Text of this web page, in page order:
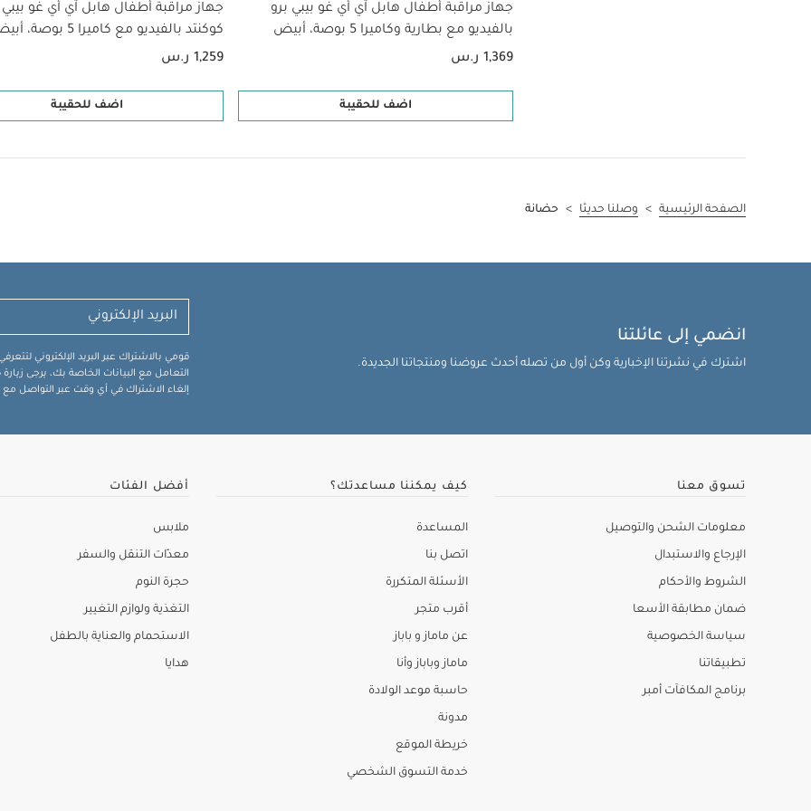
جهاز مراقبة أطفال هابل آي أي غو بيبي برو
بالفيديو مع بطارية وكاميرا 5 بوصة، أبيض
1,369 ر.س
اضف للحقيبة
جهاز مراقبة أطفال هابل آي أي غو بيبي
كوكنتد بالفيديو مع كاميرا 5 بوصة، أبيض
1,259 ر.س
اضف للحقيبة
الصفحة الرئيسية > وصلنا حديثا > حضانة
انضمي إلى عائلتنا
اشترك في نشرتنا الإخبارية وكن أول من تصله أحدث عروضنا ومنتجاتنا الجديدة.
قومي بالاشتراك عبر البريد الإلكتروني
التعامل مع البيانات الخاصة بك، يرجى
إلغاء الاشتراك في أي وقت عبر التواصل مع
تسوق معنا
معلومات الشحن والتوصيل
الإرجاع والاستبدال
الشروط والأحكام
ضمان مطابقة الأسعا
سياسة الخصوصية
تطبيقاتنا
برنامج المكافآت أمبر
كيف يمكننا مساعدتك؟
المساعدة
اتصل بنا
الأسئلة المتكررة
أقرب متجر
عن ماماز و باباز
ماماز وباباز وأنا
حاسبة موعد الولادة
مدونة
خريطة الموقع
خدمة التسوق الشخصي
أفضل الفئات
ملابس
معدّات التنقل والسفر
حجرة النوم
التغذية ولوازم التغيير
الاستحمام والعناية بالطفل
هدايا